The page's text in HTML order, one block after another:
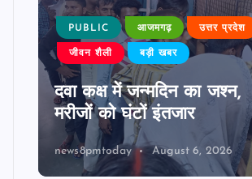
PUBLIC आजमगढ़ उत्तर प्रदेश
जीवन शैली बड़ी खबर
दवा कक्ष में जन्मदिन का जश्न,
मरीजों को घंटों इंतजार
news8pmtoday August 6, 2026